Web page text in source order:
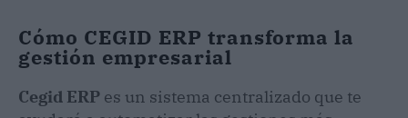
Cómo CEGID ERP transforma la
gestión empresarial
Cegid ERP es un sistema centralizado que te